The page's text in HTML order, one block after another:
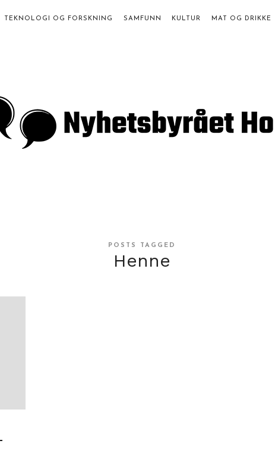
TEKNOLOGI OG FORSKNING SAMFUNN KULTUR MAT OG DRIKKE
POSTS TAGGED
Henne